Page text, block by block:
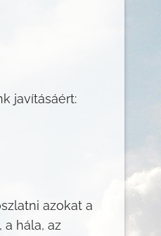
javításáért:
azokat a
hála, az